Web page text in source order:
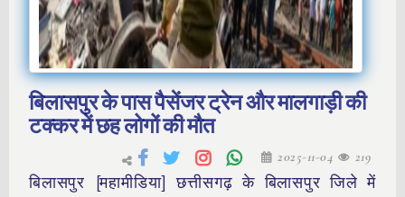
बिलासपुर के पास पैसेंजर ट्रेन और मालगाड़ी की
टक्कर में छह लोगों की मौत
2025-11-04 219
बिलासपुर [महामीडिया] छत्तीसगढ़ के बिलासपुर जिले में